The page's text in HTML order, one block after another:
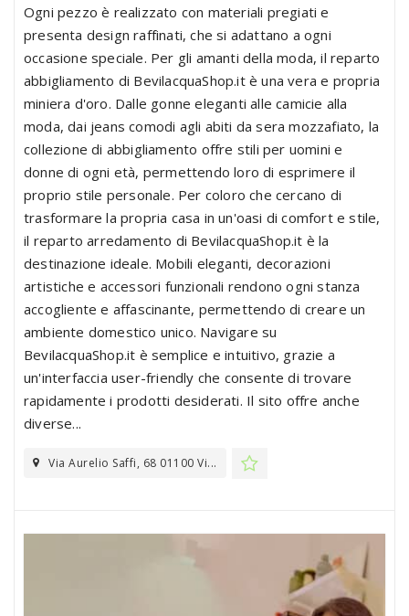
Ogni pezzo è realizzato con materiali pregiati e
presenta design raffinati, che si adattano a ogni
occasione speciale. Per gli amanti della moda, il reparto
abbigliamento di BevilacquaShop.it è una vera e propria
miniera d'oro. Dalle gonne eleganti alle camicie alla
moda, dai jeans comodi agli abiti da sera mozzafiato, la
collezione di abbigliamento offre stili per uomini e
donne di ogni età, permettendo loro di esprimere il
proprio stile personale. Per coloro che cercano di
trasformare la propria casa in un'oasi di comfort e stile,
il reparto arredamento di BevilacquaShop.it è la
destinazione ideale. Mobili eleganti, decorazioni
artistiche e accessori funzionali rendono ogni stanza
accogliente e affascinante, permettendo di creare un
ambiente domestico unico. Navigare su
BevilacquaShop.it è semplice e intuitivo, grazie a
un'interfaccia user-friendly che consente di trovare
rapidamente i prodotti desiderati. Il sito offre anche
diverse...
Via Aurelio Saffi, 68 01100 Vi...